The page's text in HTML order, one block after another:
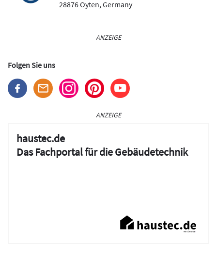
28876Oyten,Germany
ANZEIGE
Folgen Sie uns
ANZEIGE
haustec.de
Das Fachportal für die Gebäudetechnik